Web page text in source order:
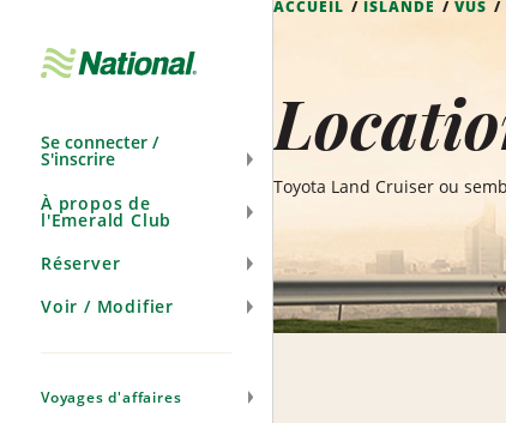
navigation
Se connecter /
S'inscrire
À propos de
l'Emerald Club
Réserver
Voir / Modifier
Voyages d'affaires
ACCUEIL ISLANDE VUS
Toyota Land Cruiser ou